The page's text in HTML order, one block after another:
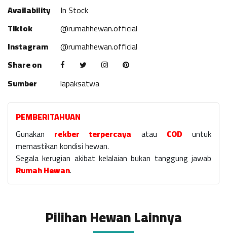
Availability
In Stock
Tiktok
@rumahhewan.official
Instagram
@rumahhewan.official
Share on
Sumber
lapaksatwa
PEMBERITAHUAN
Gunakan rekber terpercaya atau COD untuk
memastikan kondisi hewan.
Segala kerugian akibat kelalaian bukan tanggung jawab
Rumah Hewan.
Pilihan Hewan Lainnya